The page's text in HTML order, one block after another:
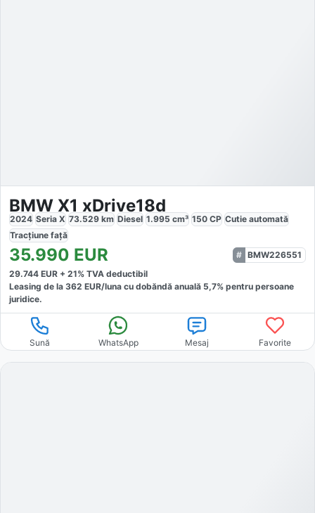
BMW X1 xDrive18d
2024 Seria X 73.529 km Diesel 1.995 cm³ 150 CP Cutie automată
Tracțiune față
35.990 EUR
BMW226551
29.744 EUR + 21% TVA deductibil
Leasing de la 362 EUR/luna cu dobăndă anuală 5,7% pentru persoane
juridice.
Sună WhatsApp Mesaj Favorite